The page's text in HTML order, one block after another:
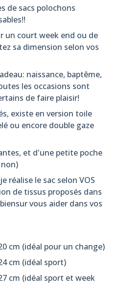
de sacs polochons
un court week end ou de
sa dimension selon vos
naissance, baptême,
les occasions sont
de faire plaisir!
existe en version toile
ou encore double gaze
et d'une petite poche
réalise le sac selon VOS
de tissus proposés dans
vous aider dans vos
cm (idéal pour un change)
cm (idéal sport)
cm (idéal sport et week